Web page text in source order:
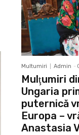
Multumiri Admin -
Mulţumiri
Ungaria
puternică
Europa –
Anastasia